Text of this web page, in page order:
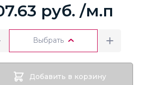
руб. /м.п
Выбрать
Добавить в корзину